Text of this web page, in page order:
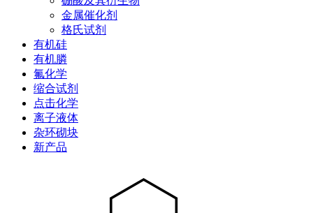
金属催化剂
格氏试剂
有机硅
有机膦
氟化学
缩合试剂
点击化学
离子液体
杂环砌块
新产品